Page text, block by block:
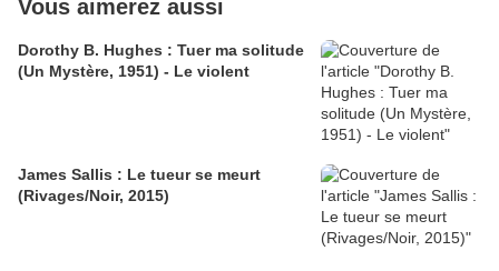
Vous aimerez aussi
Dorothy B. Hughes : Tuer ma solitude
(Un Mystère, 1951) - Le violent
James Sallis : Le tueur se meurt
(Rivages/Noir, 2015)